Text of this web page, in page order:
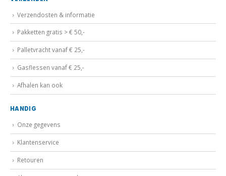
Verzendosten & informatie
Pakketten gratis > € 50,-
Palletvracht vanaf € 25,-
Gasflessen vanaf € 25,-
Afhalen kan ook
HANDIG
Onze gegevens
Klantenservice
Retouren